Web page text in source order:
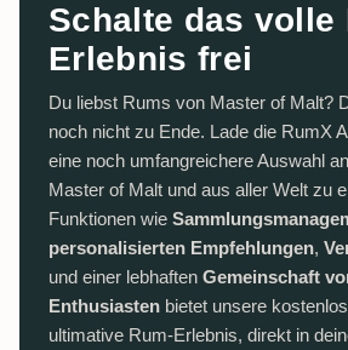
Schalte das volle
Erlebnis frei
Du liebst Rums von Master of Malt?
noch nicht zu Ende. Lade die RumX
eine noch umfangreichere Auswahl
Master of Malt und aus aller Welt zu
Funktionen wie
personalisierten Empfehlungen,
und einer lebhaften Gemeinschaft
Enthusiasten bietet unsere
ultimative Rum-Erlebnis, direkt in